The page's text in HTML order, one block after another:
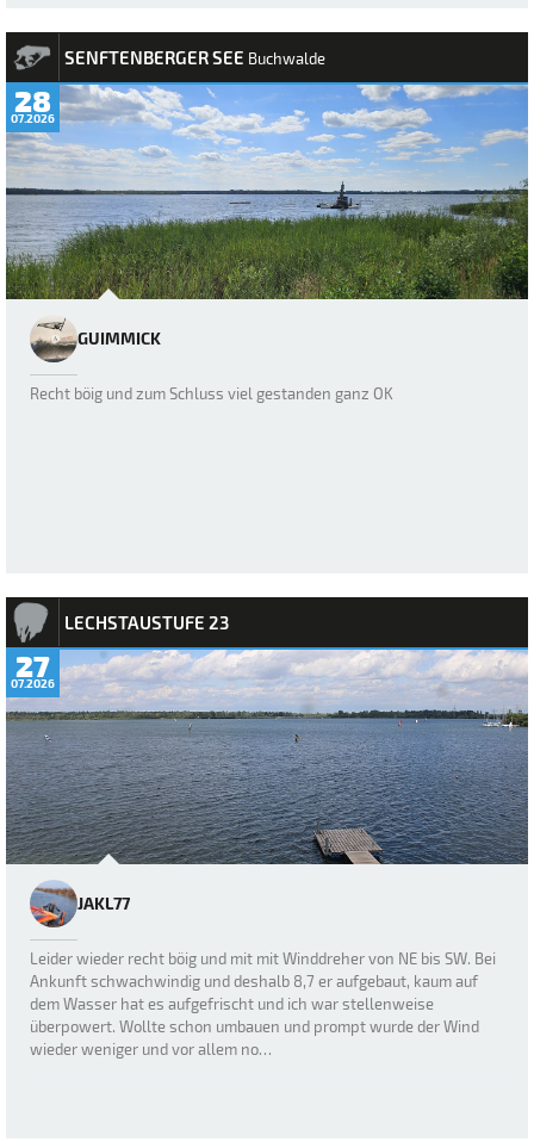
SENFTENBERGER SEE Buchwalde
28
07.2026
GUIMMICK
Recht böig und zum Schluss viel gestanden ganz OK
LECHSTAUSTUFE 23
27
07.2026
JAKL77
Leider wieder recht böig und mit mit Winddreher von NE bis SW. Bei
Ankunft schwachwindig und deshalb 8,7 er aufgebaut, kaum auf
dem Wasser hat es aufgefrischt und ich war stellenweise
überpowert. Wollte schon umbauen und prompt wurde der Wind
wieder weniger und vor allem no…